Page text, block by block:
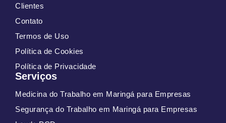
Clientes
Contato
Termos de Uso
Política de Cookies
Política de Privacidade
Serviços
Medicina do Trabalho em Maringá para Empresas
Segurança do Trabalho em Maringá para Empresas